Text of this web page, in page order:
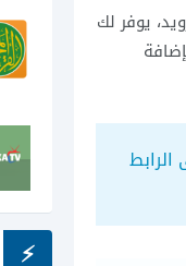
يوفر لك